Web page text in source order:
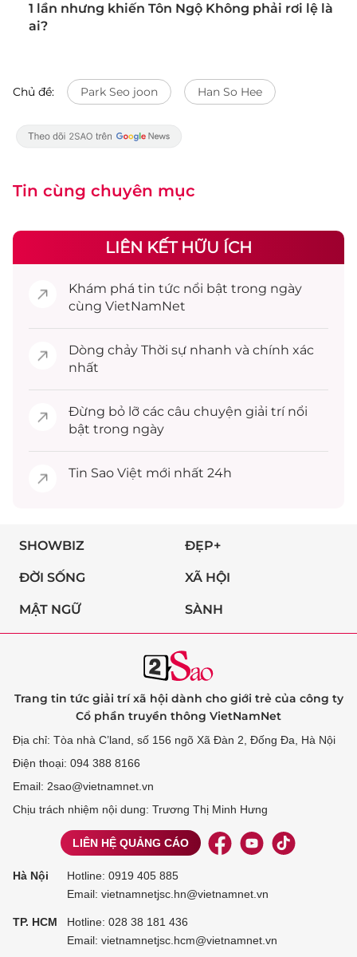
1 lần nhưng khiến Tôn Ngộ Không phải rơi lệ là
ai?
Chủ đề: Park Seo joon Han So Hee
Tin cùng chuyên mục
LIÊN KẾT HỮU ÍCH
Khám phá tin tức nổi bật trong ngày
cùng VietNamNet
Dòng chảy Thời sự nhanh và chính xác
nhất
Đừng bỏ lỡ các câu chuyện giải trínổi
bật trong ngày
Tin Sao Việt mới nhất 24h
SHOWBIZ ĐẸP+
ĐỜI SỐNG XÃ HỘI
MẬT NGỮ SÀNH
Trang tin tức giải trí xã hội dành cho giới trẻ của công ty
Cổ phần truyền thông VietNamNet
Địa chỉ: Tòa nhà C’land, số 156 ngõ Xã Đàn 2, Đống Đa, Hà Nội
Điện thoại: 094 388 8166
Email: 2sao@vietnamnet.vn
Chịu trách nhiệm nội dung: Trương Thị Minh Hưng
LIÊN HỆ QUẢNG CÁO
Hà Nội Hotline: 0919 405 885
Email: vietnamnetjsc.hn@vietnamnet.vn
TP. HCM Hotline: 028 38 181 436
Email: vietnamnetjsc.hcm@vietnamnet.vn